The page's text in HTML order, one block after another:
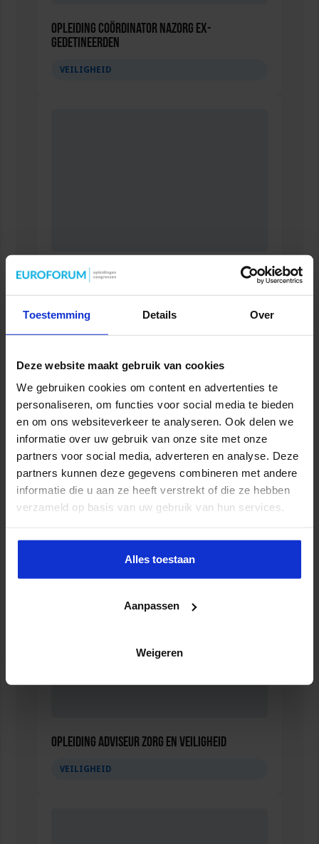
Toestemming Details Over
Deze website maakt gebruik van cookies
We gebruiken cookies om content en advertenties te
personaliseren, om functies voor social media te bieden
en om ons websiteverkeer te analyseren. Ook delen we
informatie over uw gebruik van onze site met onze
partners voor social media, adverteren en analyse. Deze
partners kunnen deze gegevens combineren met andere
informatie die u aan ze heeft verstrekt of die ze hebben
verzameld op basis van uw gebruik van hun services.
Alles toestaan
Aanpassen
Weigeren
Opleiding Coördinator nazorg ex-
gedetineerden
VEILIGHEID
Opleiding Personen met onbegrepen gedrag
Opleiding Sociale Veiligheid in de Organisatie
Opleiding Adviseur zorg en veiligheid
VEILIGHEID